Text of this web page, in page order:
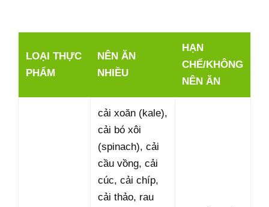
LOẠI THỰC
PHẨM
NÊN ĂN
NHIỀU
HẠN
CHẾ/KHÔNG
NÊN ĂN
cải xoăn (kale),
cải bó xôi
(spinach), cải
cầu vồng, cải
cúc, cải chíp,
cải thảo, rau